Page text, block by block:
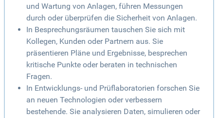
und Wartung von Anlagen, führen Messungen
durch oder überprüfen die Sicherheit von Anlagen.
In Besprechungsräumen tauschen Sie sich mit
Kollegen, Kunden oder Partnern aus. Sie
präsentieren Pläne und Ergebnisse, besprechen
kritische Punkte oder beraten in technischen
Fragen.
In Entwicklungs- und Prüflaboratorien forschen Sie
an neuen Technologien oder verbessern
bestehende. Sie analysieren Daten, simulieren oder